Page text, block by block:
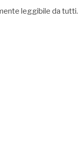
leggibile da tutti.